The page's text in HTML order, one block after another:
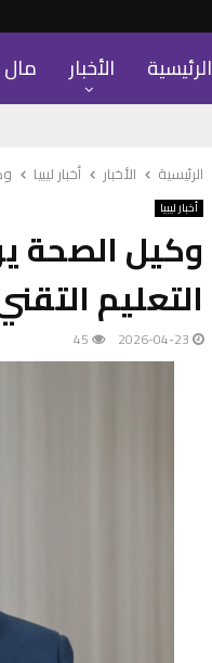
الرئيسية الأخبار
الرئيسية الأخبار أخبار ليبيا
أخبار ليبيا
وكيل الصحة
التعليم
2026-04-23
45